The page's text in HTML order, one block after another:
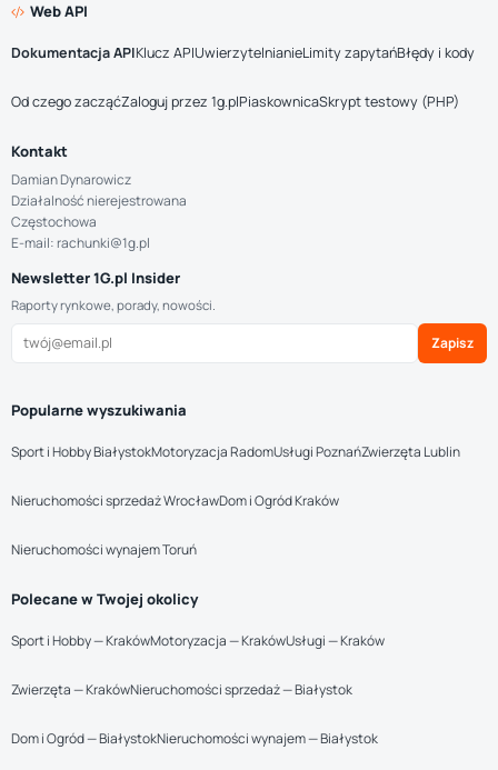
Web API
Dokumentacja APIKlucz APIUwierzytelnianieLimity zapytańBłędy i kody
Od czego zacząćZaloguj przez 1g.plPiaskownicaSkrypt testowy (PHP)
Kontakt
Damian Dynarowicz
Działalność nierejestrowana
Częstochowa
E-mail: rachunki@1g.pl
Newsletter 1G.pl Insider
Raporty rynkowe, porady, nowości.
Zapisz
Popularne wyszukiwania
Sport i Hobby BiałystokMotoryzacja RadomUsługi PoznańZwierzęta Lublin
Nieruchomości sprzedaż WrocławDom i Ogród Kraków
Nieruchomości wynajem Toruń
Polecane w Twojej okolicy
Sport i Hobby — KrakówMotoryzacja — KrakówUsługi — Kraków
Zwierzęta — KrakówNieruchomości sprzedaż — Białystok
Dom i Ogród — BiałystokNieruchomości wynajem — Białystok